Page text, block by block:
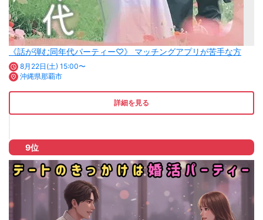
《話が弾む同年代パーティー♡》 マッチングアプリが苦手な方
8月22日(土) 15:00〜
沖縄県那覇市
詳細を見る
9位